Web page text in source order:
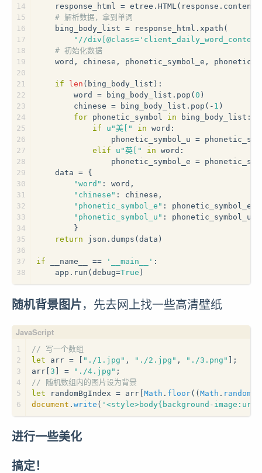
14
15
16
17
18
19
20
21
22
23
24
25
26
27
28
29
30
31
32
33
34
35
36
37
38
    response_html = etree.HTML(response.content)
# 解析数据，拿到单词
    bing_body_list = response_html.xpath(
"//
# 初始化数据
word, chinese, phonetic_symbol_e,
if len (bing_body_list):
        word = bing_body_list.pop(
0 )
        chinese = bing_body_list.pop(-
1 )
for phonetic_symbol in bing_body_list:
if
u"美[" in word:
phonetic_symbol_u =
elif
u"英[" in word:
phonetic_symbol_e =
    data = {
"word" : word,
"chinese" : chinese,
"phonetic_symbol_e" : phonetic_symbol_e,
"phonetic_symbol_u" : phonetic_symbol_u,
        }
return json.dumps(data)
if __name__ == '__main__' :
    app.run(debug=
True )
随机背景图片，先去网上找一些高清壁纸
1
2
3
4
5
6
// 写一个数组
let arr = [ "./1.jpg" , "./2.jpg" , "./3.png"
];
arr[ 3 ] = "./4.jpg" ;
// 随机数组内的图片设为背景
let randomBgIndex = arr[ Math . floor(( Math . random
document . write ( '<style>body{background-
进行一些美化
搞定！